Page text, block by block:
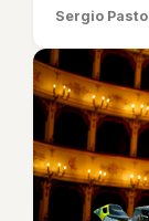
Sergio